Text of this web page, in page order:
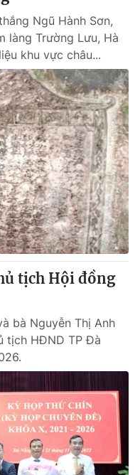
Ngũ Hành Sơn,
làng Trường Lưu, Hà
khu vực châu...
tịch Hội đồng
bà Nguyễn Thị Anh
tịch HĐND TP Đà